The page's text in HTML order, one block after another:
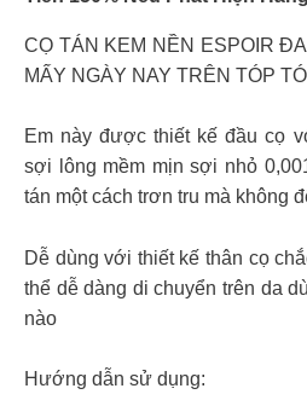
CỌ TÁN KEM NỀN ESPOIR
MẤY NGÀY NAY TRÊN TÓP
Em này được thiết kế đầu cọ
sợi lông mềm mịn sợi nhỏ
tán một cách trơn tru mà không
Dễ dùng với thiết kế thân cọ
thể dễ dàng di chuyển trên da
nào
Hướng dẫn sử dụng: